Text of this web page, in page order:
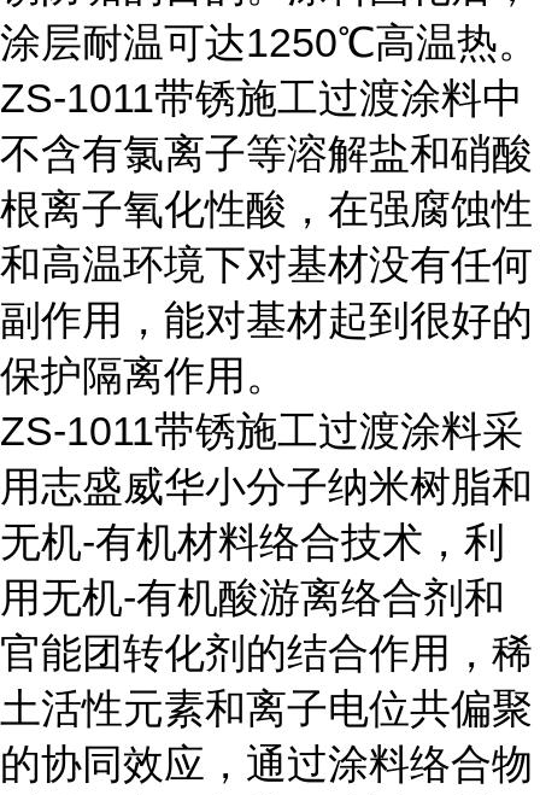
涂层耐温可达1250℃高温热。
ZS-1011带锈施工过渡涂料中
不含有氯离子等溶解盐和硝酸
根离子氧化性酸，在强腐蚀性
和高温环境下对基材没有任何
副作用，能对基材起到很好的
保护隔离作用。
ZS-1011带锈施工过渡涂料采
用志盛威华小分子纳米树脂和
无机-有机材料络合技术，利
用无机-有机酸游离络合剂和
官能团转化剂的结合作用，稀
土活性元素和离子电位共偏聚
的协同效应，通过涂料络合物